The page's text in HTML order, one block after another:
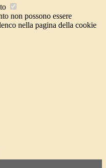
non possono essere
nella pagina della cookie